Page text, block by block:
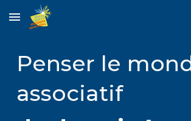
Skip to main content
Penser le
associatif